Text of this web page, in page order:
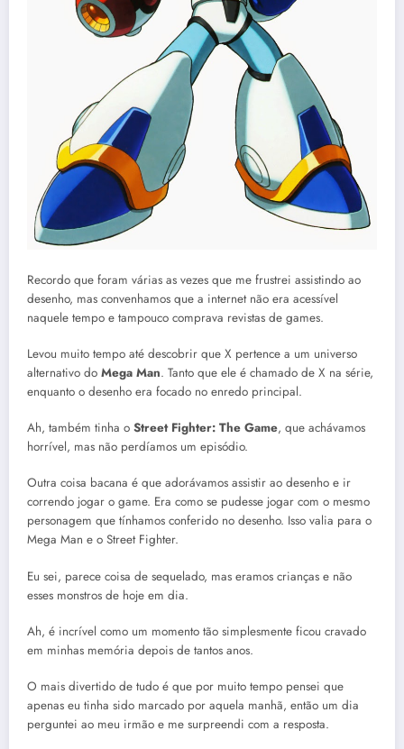
Recordo que foram várias as vezes que me frustrei assistindo ao
desenho, mas convenhamos que a internet não era acessível
naquele tempo e tampouco comprava revistas de games.
Levou muito tempo até descobrir que X pertence a um universo
alternativo do Mega Man. Tanto que ele é chamado de X na série,
enquanto o desenho era focado no enredo principal.
Ah, também tinha o Street Fighter: The Game, que achávamos
horrível, mas não perdíamos um episódio.
Outra coisa bacana é que adorávamos assistir ao desenho e ir
correndo jogar o game. Era como se pudesse jogar com o mesmo
personagem que tínhamos conferido no desenho. Isso valia para o
Mega Man e o Street Fighter.
Eu sei, parece coisa de sequelado, mas eramos crianças e não
esses monstros de hoje em dia.
Ah, é incrível como um momento tão simplesmente ficou cravado
em minhas memória depois de tantos anos.
O mais divertido de tudo é que por muito tempo pensei que
apenas eu tinha sido marcado por aquela manhã, então um dia
perguntei ao meu irmão e me surpreendi com a resposta.